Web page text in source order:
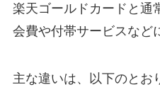
楽天ゴールドカードと通
会費や付帯サービスなど
主な違いは、以下のとお